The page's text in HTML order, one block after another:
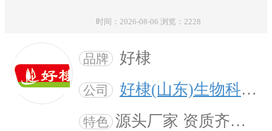
时间：2026-08-06 浏览：2228
品牌 好棣
公司 好棣(山东)生物科技有限公司
特色 源头厂家 资质齐全 量身定制